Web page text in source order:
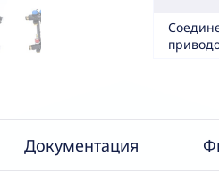
Документация